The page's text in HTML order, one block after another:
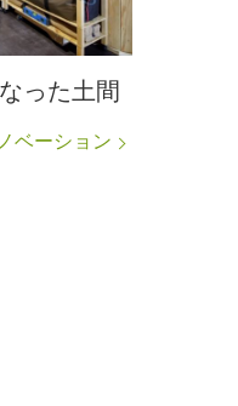
った土間
ベーション